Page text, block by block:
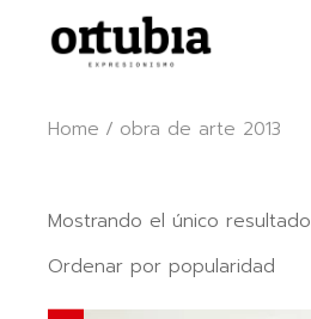
content
Home obra de arte 2013
Mostrando el único resultado
Ordenar por popularidad